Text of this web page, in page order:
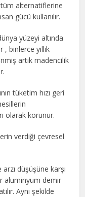
alternatiflerine
gücü kullanılır.
yüzeyi altında
binlerce yıllık
artık madencilik
tüketim hızı geri
olarak korunur.
verdiği çevresel
düşüşüne karşı
aluminyum demir
Aynı şekilde